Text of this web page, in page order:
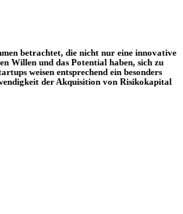
betrachtet, die nicht nur eine innovative
Willen und das Potential haben, sich zu
weisen entsprechend ein besonders
der Akquisition von Risikokapital